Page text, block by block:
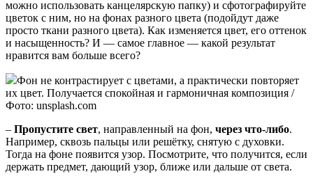
можно использовать канцелярскую папку) и сфотографируйте
цветок с ним, но на фонах разного цвета (подойдут даже
просто ткани разного цвета). Как изменяется цвет, его оттенок
и насыщенность? И — самое главное — какой результат
нравится вам больше всего?
Фон не контрастирует с цветами, а практически повторяет
их цвет. Получается спокойная и гармоничная композиция /
Фото: unsplash.com
– Пропустите свет, направленный на фон, через что-либо.
Например, сквозь пальцы или решётку, снятую с духовки.
Тогда на фоне появится узор. Посмотрите, что получится, если
держать предмет, дающий узор, ближе или дальше от света.